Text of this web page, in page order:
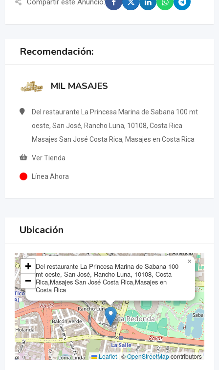
Compartir este Anuncio:
Recomendación:
MIL MASAJES
Del restaurante La Princesa Marina de Sabana 100 mt
oeste, San José, Rancho Luna, 10108, Costa Rica
Masajes San José Costa Rica, Masajes en Costa Rica
Ver Tienda
Línea Ahora
Ubicación
Del restaurante La Princesa Marina de Sabana 100
mt oeste, San José, Rancho Luna, 10108, Costa
Rica,Masajes San José Costa Rica,Masajes en
Costa Rica
×
+
−
Leaflet | ©OpenStreetMapcontributors